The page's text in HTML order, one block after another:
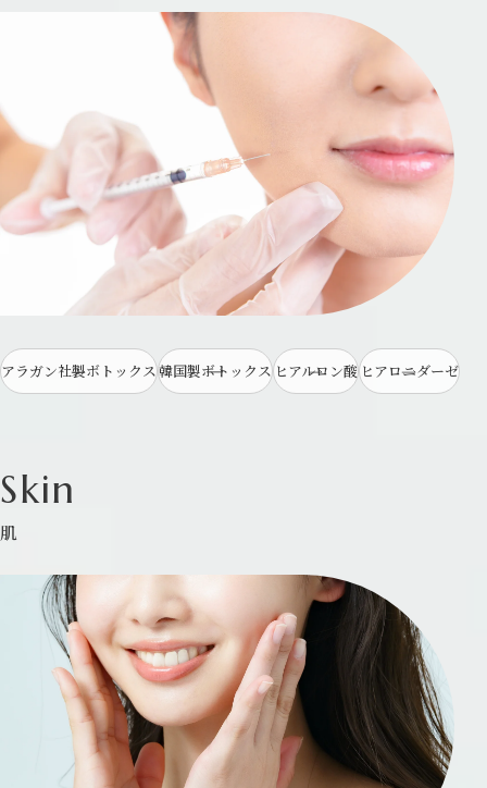
アラガン社製ボトックス韓国製ボトックスヒアルロン酸ヒアロニダーゼ
Skin
肌